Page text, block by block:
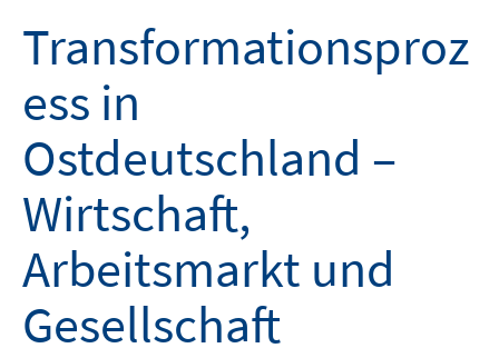
Transformationsproz
ess in
Ostdeutschland –
Wirtschaft,
Arbeitsmarkt und
Gesellschaft